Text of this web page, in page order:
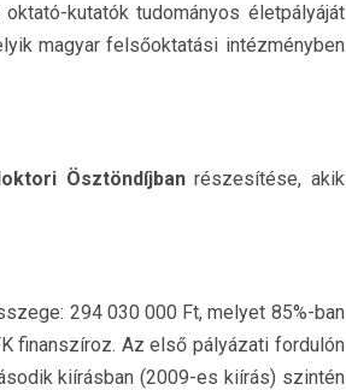
kutatók tudományos életpályáját
magyar felsőoktatási intézményben
Ösztöndíjbanrészesítése, akik
294 030 000 Ft, melyet 85%-ban
finanszíroz. Az első pályázati fordulón
kiírásban (2009-es kiírás) szintén